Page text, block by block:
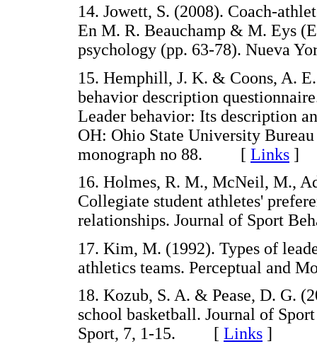
14. Jowett, S. (2008). Coach-
En M. R. Beauchamp & M. Eys
psychology (pp. 63-78).
15. Hemphill, J. K. & Coons, A.
behavior description
Leader behavior: Its description
OH: Ohio State University Bureau
monograph no 88. [ Links ]
16. Holmes, R. M., McNeil, M.,
Collegiate student athletes'
relationships. Journal of Sport
17. Kim, M. (1992). Types of
athletics teams. Perceptual
18. Kozub, S. A. & Pease, D. G.
school basketball. Journal of
Sport, 7, 1-15. [ Links ]